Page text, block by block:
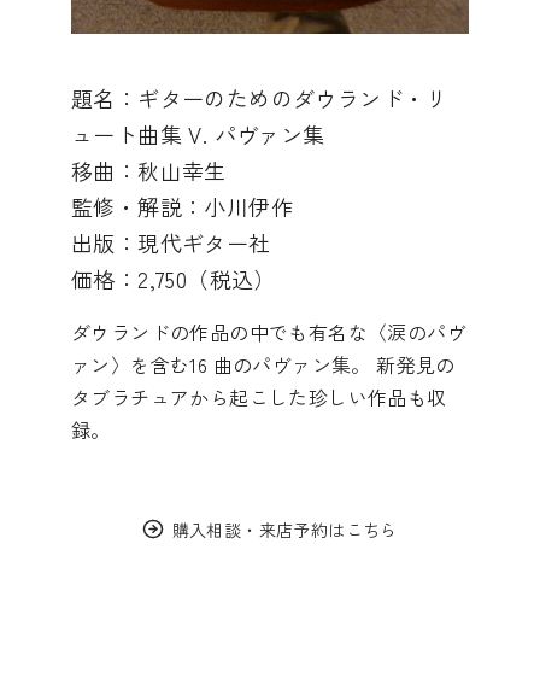
題名：ギターのためのダウランド・リ
ュート曲集 V. パヴァン集
移曲：秋山幸生
監修・解説：小川伊作
出版：現代ギター社
価格：2,750（税込）
ダウランドの作品の中でも有名な〈涙のパヴ
ァン〉を含む16 曲のパヴァン集。 新発見の
タブラチュアから起こした珍しい作品も収
録。
購入相談・来店予約はこちら